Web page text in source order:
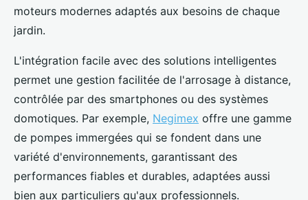
moteurs modernes adaptés aux besoins de chaque
jardin.
L'intégration facile avec des solutions intelligentes
permet une gestion facilitée de l'arrosage à distance,
contrôlée par des smartphones ou des systèmes
domotiques. Par exemple, Negimex offre une gamme
de pompes immergées qui se fondent dans une
variété d'environnements, garantissant des
performances fiables et durables, adaptées aussi
bien aux particuliers qu'aux professionnels.